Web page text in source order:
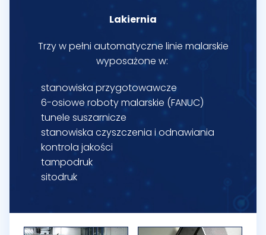
Lakiernia
Trzy w pełni automatyczne linie malarskie
wyposażone w:
stanowiska przygotowawcze
6-osiowe roboty malarskie (FANUC)
tunele suszarnicze
stanowiska czyszczenia i odnawiania
kontrola jakości
tampodruk
sitodruk